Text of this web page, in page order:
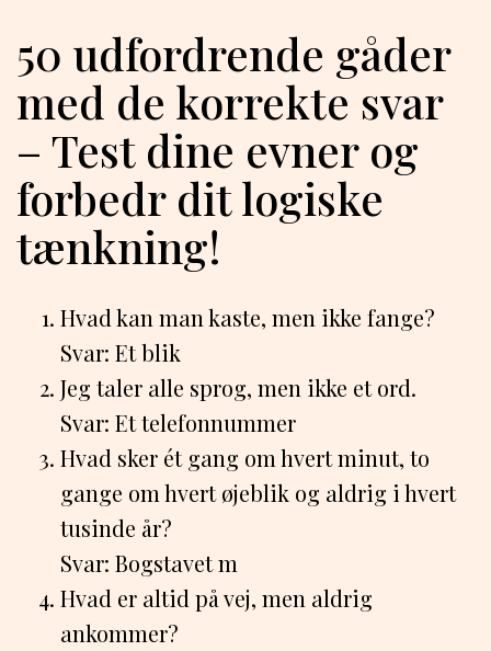
50 udfordrende gåder
med de korrekte svar
– Test dine evner og
forbedr dit logiske
tænkning!
Hvad kan man kaste, men ikke fange?
Svar: Et blik
Jeg taler alle sprog, men ikke et ord.
Svar: Et telefonnummer
Hvad sker ét gang om hvert minut, to
gange om hvert øjeblik og aldrig i hvert
tusinde år?
Svar: Bogstavet m
Hvad er altid på vej, men aldrig
ankommer?